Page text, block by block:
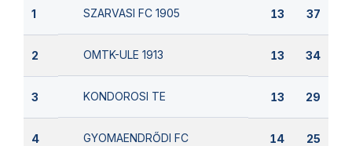
1 SZARVASI FC 1905 13 37
2 OMTK-ULE 1913 13 34
3 KONDOROSI TE 13 29
4 GYOMAENDRŐDI FC 14 25